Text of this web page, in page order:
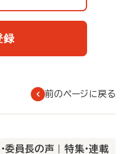
録
前のページに戻る
委員長の声 | 特集・連載